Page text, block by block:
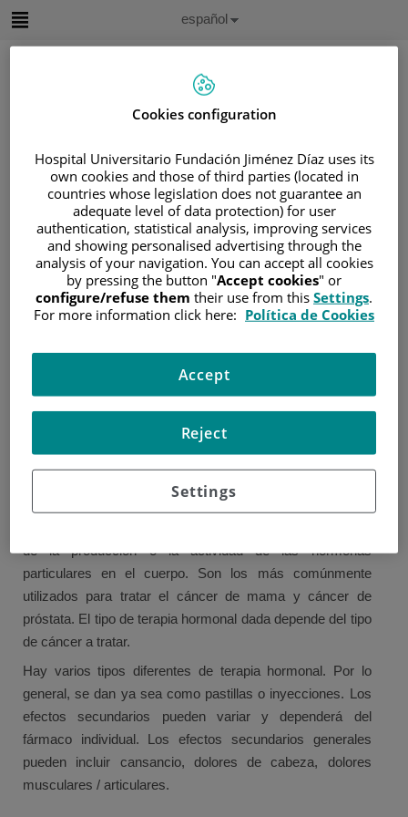
Saltar
Selector
de
idioma
Idioma
Español
/ÁREA DEL PACIENTE
/SOBRE EL CÁNCER
/INFORMACIÓN Y SOPORTE AL PACIENTE
INFORMACIÓN GENERAL/TRATAMIENTO
/TERAPIA HORMONAL/¿QUÉ ES?
Las hormonas son sustancias producidas naturalmente en
en el crecimiento y la actividad de las células. Las
hormonas son producidas por una serie de diferentes
órganos y glándulas, que en conjunto se conocen como el
de la producción o la actividad de las hormonas
particulares en el cuerpo. Son los más comúnmente
utilizados para tratar el cáncer de mama y cáncer de
próstata. El tipo de terapia hormonal dada depende del tipo
de cáncer a tratar.
Hay varios tipos diferentes de terapia hormonal. Por lo
general, se dan ya sea como pastillas o inyecciones. Los
efectos secundarios pueden variar y dependerá del
fármaco individual. Los efectos secundarios generales
pueden incluir cansancio, dolores de cabeza, dolores
musculares / articulares.
Cookies configuration
Hospital Universitario Fundación Jiménez Díaz uses its
own cookies and those of third parties (located in
countries whose legislation does not guarantee an
adequate level of data protection) for user
authentication, statistical analysis, improving services
and showing personalised advertising through the
analysis of your navigation. You can accept all cookies
by pressing the button "Accept cookies" or
configure/refuse them their use from this Settings.
For more information click here: Política de Cookies
Settings
Reject
Accept